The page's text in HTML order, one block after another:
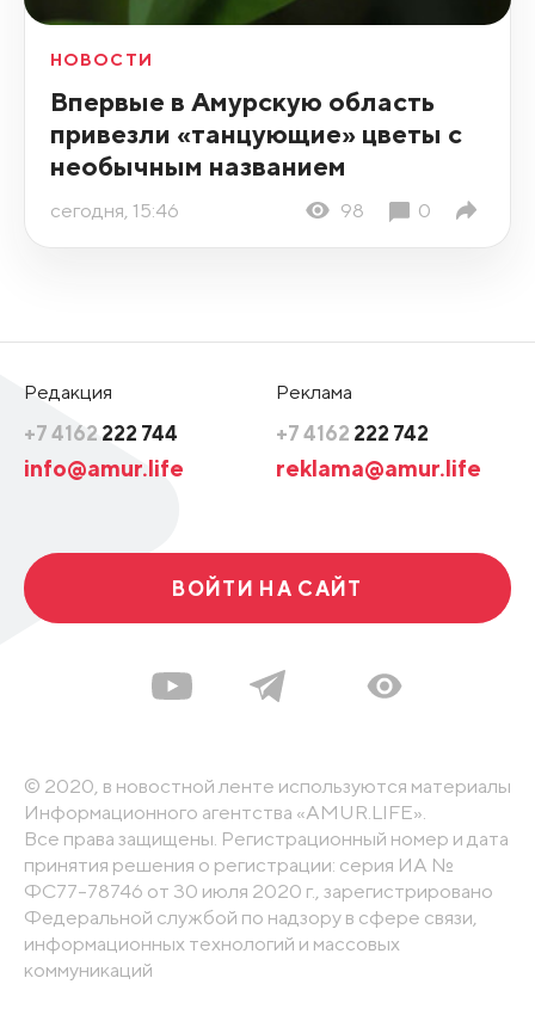
НОВОСТИ
Впервые в Амурскую область
привезли «танцующие» цветы с
необычным названием
сегодня, 15:46 98 0
Редакция
+7 4162 222 744
info@amur.life
Реклама
+7 4162 222 742
reklama@amur.life
ВОЙТИ НА САЙТ
© 2020, в новостной ленте используются материалы
Информационного агентства «AMUR.LIFE».
Все права защищены. Регистрационный номер и дата
принятия решения о регистрации: серия ИА №
ФС77-78746 от 30 июля 2020 г., зарегистрировано
Федеральной службой по надзору в сфере связи,
информационных технологий и массовых
коммуникаций